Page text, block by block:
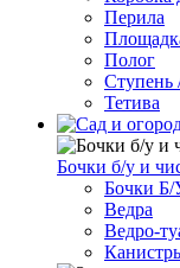
Перила
Полог
Ступень
Тетива
Бочки б/у и
Бочки Б/
Ведра
Ведро-